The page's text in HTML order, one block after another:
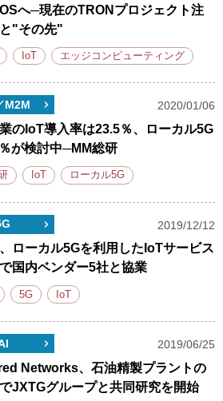
へ─現在のTRONプロジェクト注
"その先"
IoT エッジコンピューティング
M2M 2020/01/06
のIoT導入率は23.5％、ローカル5G
が検討中─MM総研
IoT ローカル5G
2019/12/12
ローカル5Gを利用したIoTサービス
国内ベンダー5社と協業
5G IoT
2019/06/25
Networks、石油精製プラントの
JXTGグループと共同研究を開始